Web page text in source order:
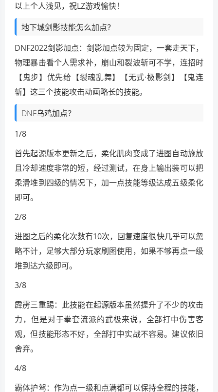
以上个人浅见，祝LZ游戏愉快！
地下城剑影技能怎么加点？
DNF2022剑影加点：剑影加点较为固定，一套走天下，
物理暴击看个人需求补，崩山和裂波斩可不学，连招时
【鬼步】优先给【裂魂乱舞】【无式·极影剑】【鬼连
斩】这三个技能攻击动画略长的技能。
DNF乌鸡加点？
1/8
首先起源版本更新之后，柔化肌肉变成了进图自动施放
且冷却速度非常的短，经过测试，在身上输出装可以把
柔滑堆到四级的情况下，加一点技能等级达成五级柔化
即可。
2/8
进图之后的柔化次数有10次，回复速度很快几乎可以忽
略不计，足够大部分玩家刷图使用，如果不够再点一级
堆到达六级即可。
3/8
霹雳三重踢：此技能在起源版本虽然提升了不少的攻击
力，但是对于拳套流派的武极来说，全部打中伤害客
观，但技能形态不好，全部打中实战不容易。建议依旧
舍弃。
4/8
霸体护驾：作为点一级和点满都可以保持全程的技能，